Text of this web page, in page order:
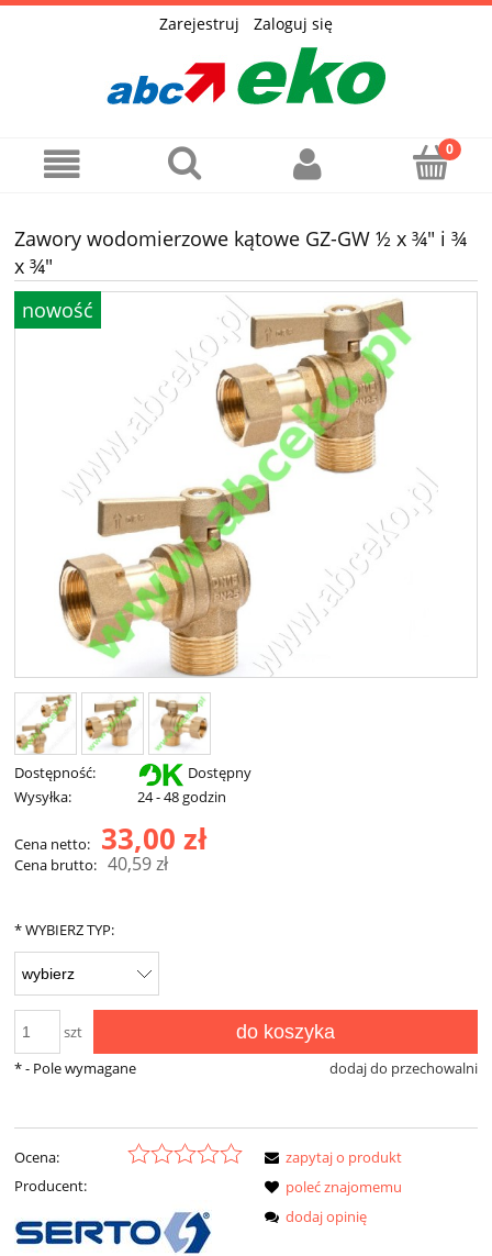
Zarejestruj Zaloguj się
Zawory wodomierzowe kątowe GZ-GW ½ x ¾" i ¾
x ¾"
nowość
Dostępność:
Dostępny
Wysyłka:
24 - 48 godzin
Cena netto: 33,00 zł
Cena brutto: 40,59 zł
*WYBIERZ TYP:
szt do koszyka
dodaj do przechowalni
*- Pole wymagane
Ocena:
Producent:
zapytaj o produkt
poleć znajomemu
dodaj opinię